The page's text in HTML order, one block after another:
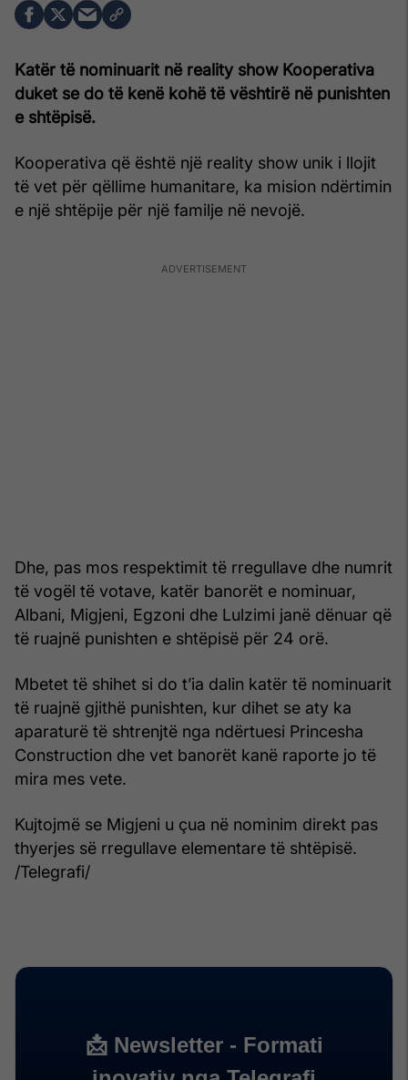
Katër të nominuarit në reality show Kooperativa
duket se do të kenë kohë të vështirë në punishten
e shtëpisë.
Kooperativa që është një reality show unik i llojit
të vet për qëllime humanitare, ka mision ndërtimin
e një shtëpije për një familje në nevojë.
Dhe, pas mos respektimit të rregullave dhe numrit
të vogël të votave, katër banorët e nominuar,
Albani, Migjeni, Egzoni dhe Lulzimi janë dënuar që
të ruajnë punishten e shtëpisë për 24 orë.
Mbetet të shihet si do t’ia dalin katër të nominuarit
të ruajnë gjithë punishten, kur dihet se aty ka
aparaturë të shtrenjtë nga ndërtuesi Princesha
Construction dhe vet banorët kanë raporte jo të
mira mes vete.
Kujtojmë se Migjeni u çua në nominim direkt pas
thyerjes së rregullave elementare të shtëpisë.
/Telegrafi/